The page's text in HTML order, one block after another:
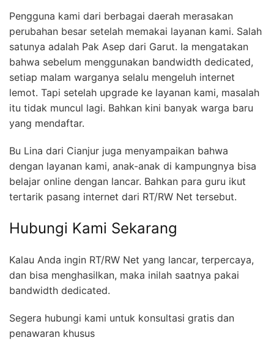
Pengguna kami dari berbagai daerah merasakan
perubahan besar setelah memakai layanan kami. Salah
satunya adalah Pak Asep dari Garut. Ia mengatakan
bahwa sebelum menggunakan bandwidth dedicated,
setiap malam warganya selalu mengeluh internet
lemot. Tapi setelah upgrade ke layanan kami, masalah
itu tidak muncul lagi. Bahkan kini banyak warga baru
yang mendaftar.
Bu Lina dari Cianjur juga menyampaikan bahwa
dengan layanan kami, anak-anak di kampungnya bisa
belajar online dengan lancar. Bahkan para guru ikut
tertarik pasang internet dari RT/RW Net tersebut.
Hubungi Kami Sekarang
Kalau Anda ingin RT/RW Net yang lancar, terpercaya,
dan bisa menghasilkan, maka inilah saatnya pakai
bandwidth dedicated.
Segera hubungi kami untuk konsultasi gratis dan
penawaran khusus